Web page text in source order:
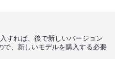
すれば、後で新しいバージョン
で、新しいモデルを購入する必要